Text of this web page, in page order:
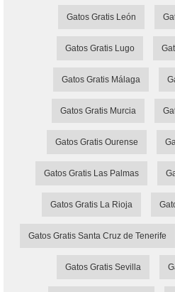
Gatos Gratis León
Gatos Gratis Lugo
Gatos Gratis Málaga
Gatos Gratis Murcia
Gatos Gratis Ourense
Gatos Gratis Las Palmas
Gatos Gratis La Rioja
Gatos Gratis Santa Cruz de Tenerife
Gatos Gratis Sevilla